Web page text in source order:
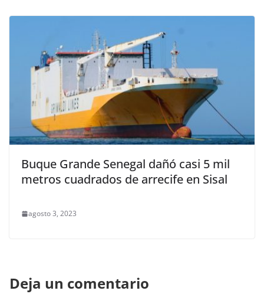
Buque Grande Senegal dañó casi 5 mil
metros cuadrados de arrecife en Sisal
agosto 3, 2023
Deja un comentario